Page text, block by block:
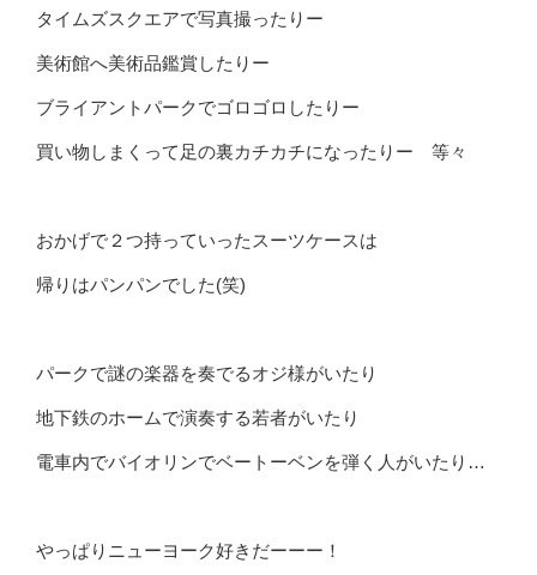
タイムズスクエアで写真撮ったりー
美術館へ美術品鑑賞したりー
ブライアントパークでゴロゴロしたりー
買い物しまくって足の裏カチカチになったりー 等々
おかげで２つ持っていったスーツケースは
帰りはパンパンでした(笑)
パークで謎の楽器を奏でるオジ様がいたり
地下鉄のホームで演奏する若者がいたり
電車内でバイオリンでベートーベンを弾く人がいたり…
やっぱりニューヨーク好きだーーー！